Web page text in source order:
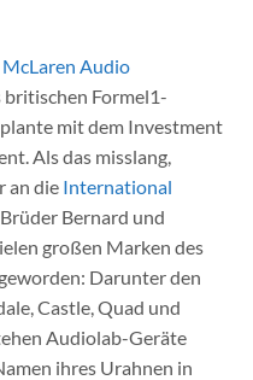
McLaren Audio
britischen Formel1-
mit dem Investment
Als das misslang,
an die International
Bernard und
großen Marken des
Darunter den
Castle, Quad und
Audiolab-Geräte
ihres Urahnen in